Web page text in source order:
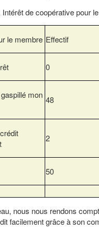
Intérêt de coopérative pour
le membre Effectif
0
mon 48
2
50
nous nous rendons
facilement grâce à son